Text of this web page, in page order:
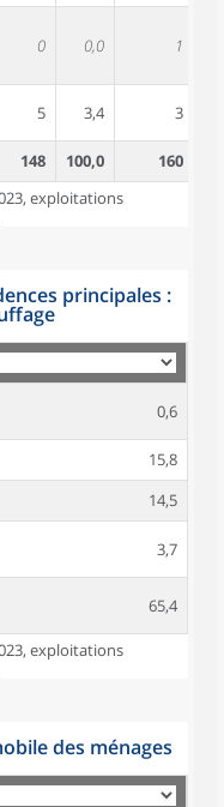
0 0,0 1
5 3,4 3
148 100,0 160
exploitations
principales :
0,6
15,8
14,5
3,7
65,4
exploitations
des ménages